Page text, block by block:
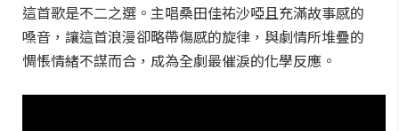
這首歌是不二之選。主唱桑田佳祐沙啞且充滿故事感的
嗓音，讓這首浪漫卻略帶傷感的旋律，與劇情所堆疊的
惆悵情緒不謀而合，成為全劇最催淚的化學反應。